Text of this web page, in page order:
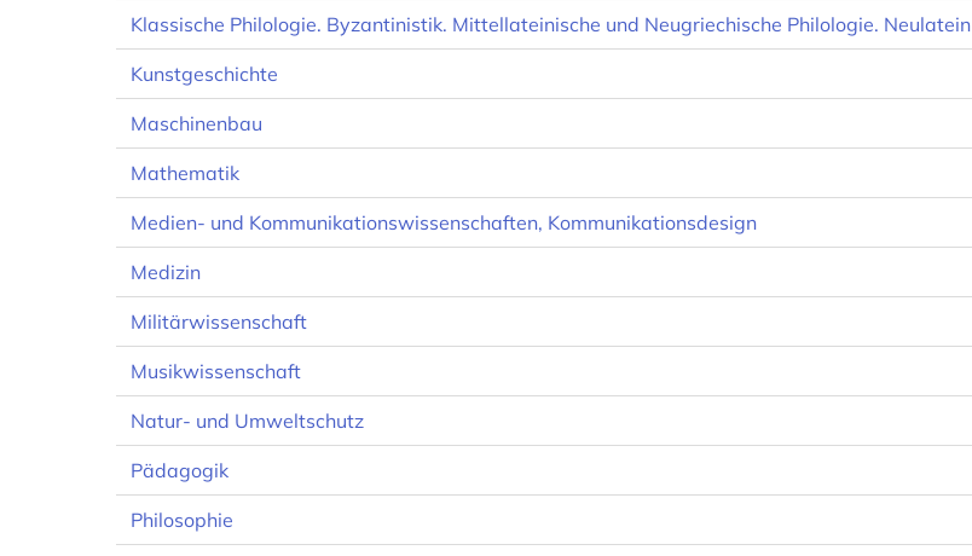
Klassische Philologie. Byzantinistik. Mittellateinische und Neugriechische Philologie. Neulatein
Kunstgeschichte
Maschinenbau
Mathematik
Medien- und Kommunikationswissenschaften, Kommunikationsdesign
Medizin
Militärwissenschaft
Musikwissenschaft
Natur- und Umweltschutz
Pädagogik
Philosophie